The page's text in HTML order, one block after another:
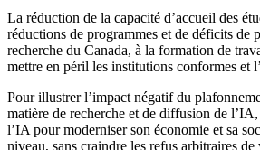
La réduction de la capacité d’accueil des
réductions de programmes et de déficits
recherche du Canada, à la formation de
mettre en péril les institutions conformes et
Pour illustrer l’impact négatif du
matière de recherche et de diffusion de
l’IA pour moderniser son économie et sa
niveau, sans craindre les refus arbitraires